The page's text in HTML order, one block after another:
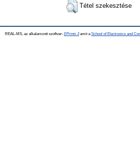
Tétel szekesztése
REAL-MS, az alkalamzott szoftver: EPrints 3amit a School of Electronics and